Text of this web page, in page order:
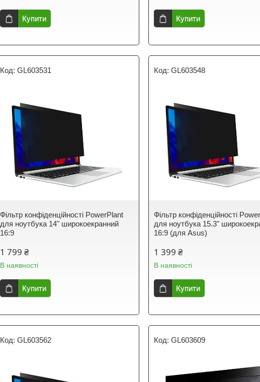
Купити Купити
GL603531
Фільтр конфіденційності PowerPlant
для ноутбука 14" широкоекранний
16:9
1 799 ₴
В наявності
Купити
GL603548
Фільтр конфіденційності
для ноутбука 15.3"
16:9 (для Asus)
1 399 ₴
В наявності
Купити
GL603562 GL603609